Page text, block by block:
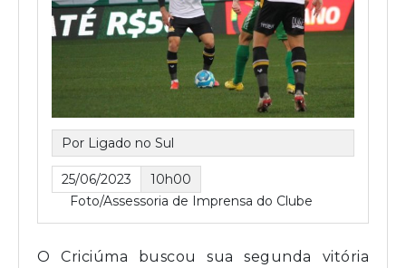
Por Ligado no Sul
25/06/2023
10h00
Foto/Assessoria de Imprensa do Clube
O Criciúma buscou sua segunda vitória